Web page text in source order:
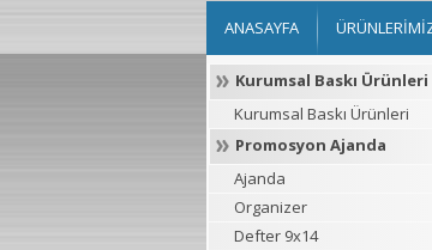
ANASAYFA
Kurumsal Baskı Ürünleri
Kurumsal Baskı Ürünleri
Promosyon Ajanda
Ajanda
Organizer
Defter 9x14